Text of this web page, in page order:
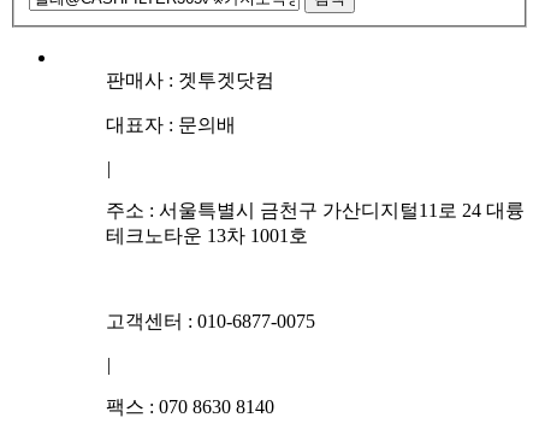
판매사 : 겟투겟닷컴
대표자 : 문의배
|
주소 : 서울특별시 금천구 가산디지털11로 24 대륭
테크노타운 13차 1001호
고객센터 : 010-6877-0075
|
팩스 : 070 8630 8140